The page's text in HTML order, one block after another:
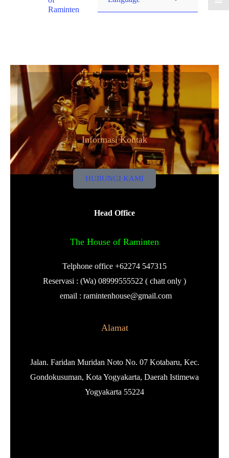
Raminten
Informasi Kontak
HUBUNGI KAMI
Head Office
The House of Raminten
Telphone office +62274 547315
Reservasi : (Wa) 08999555522 ( chatt only )
email : ramintenhouse@gmail.com
Alamat
Jalan. Faridan Muridan Noto No. 07 Kotabaru, Kec.
Gondokusuman, Kota Yogyakarta, Daerah Istimewa
Yogyakarta 55224